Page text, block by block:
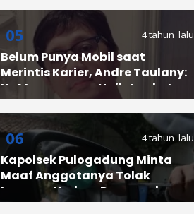
05 4 tahun lalu
Belum Punya Mobil saat
Merintis Karier, Andre Taulany:
Ke Mana-mana Naik Angkot
06 4 tahun lalu
Kapolsek Pulogadung Minta
Maaf Anggotanya Tolak
Laporan Korban Perampokan